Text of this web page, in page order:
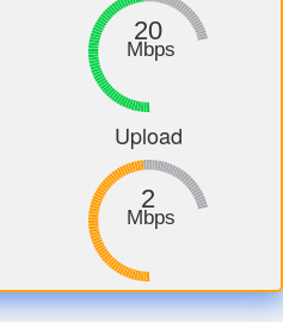
20
Mbps
2
Mbps
Upload